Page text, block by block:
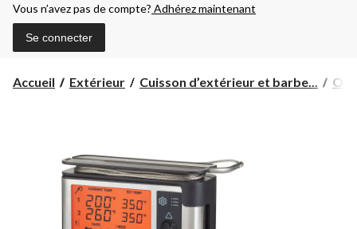
Vous n’avez pas de compte? Adhérez maintenant
Se connecter
Accueil Extérieur Cuisson d’extérieur et barbe...